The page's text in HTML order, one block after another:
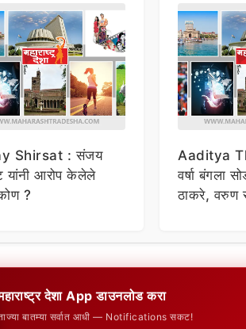
Shirsat : संजय
यांनी आरोप केलेले
?
Aaditya
वर्षा बंगला
ठाकरे, वरुण
देशा App डाउनलोड करा
बातम्या सर्वात आधी — Notifications सकट!